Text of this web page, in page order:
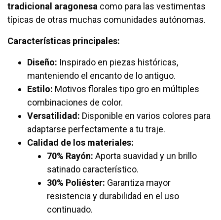
tradicional aragonesa como para las vestimentas
típicas de otras muchas comunidades autónomas.
Características principales:
Diseño: Inspirado en piezas históricas,
manteniendo el encanto de lo antiguo.
Estilo: Motivos florales tipo gro en múltiples
combinaciones de color.
Versatilidad: Disponible en varios colores para
adaptarse perfectamente a tu traje.
Calidad de los materiales:
70% Rayón: Aporta suavidad y un brillo
satinado característico.
30% Poliéster: Garantiza mayor
resistencia y durabilidad en el uso
continuado.